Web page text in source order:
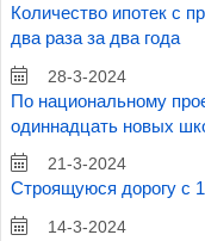
Количество ипотек с
два раза за два года
28-3-2024
По национальному
одиннадцать новых
21-3-2024
Строящуюся дорогу с
14-3-2024